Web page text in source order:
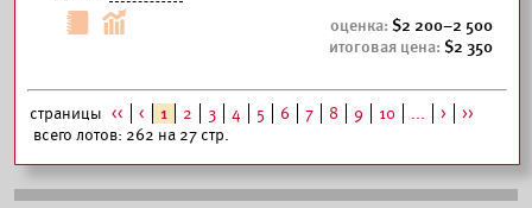
2 200–2 500
2 350
страницы << < 1 2 3 4 5 6 7 8 9 10 ... >
>>
всего лотов: 262 на 27 стр.